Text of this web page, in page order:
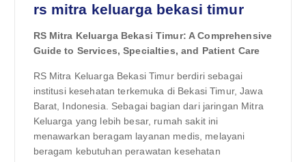
rs mitra keluarga bekasi timur
RS Mitra Keluarga Bekasi Timur: A Comprehensive
Guide to Services, Specialties, and Patient Care
RS Mitra Keluarga Bekasi Timur berdiri sebagai
institusi kesehatan terkemuka di Bekasi Timur, Jawa
Barat, Indonesia. Sebagai bagian dari jaringan Mitra
Keluarga yang lebih besar, rumah sakit ini
menawarkan beragam layanan medis, melayani
beragam kebutuhan perawatan kesehatan